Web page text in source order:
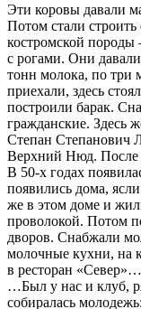
Эти коровы давали
Потом стали строить
костромской
с рогами. Они
тонн молока, по три
приехали, здесь
построили барак.
гражданские. Здесь
Степан Степанович
Верхний Нюд. После
В 50-х годах
появились дома,
же в этом доме и
проволокой. Потом
дворов. Снабжали
молочные кухни, на
в ресторан «Север»…
…Был у нас и клуб,
собиралась